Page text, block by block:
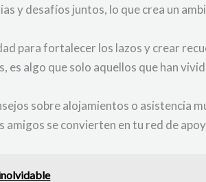
y desafíos juntos, lo que crea un
para fortalecer los lazos y crear
es algo que solo aquellos que han
sobre alojamientos o asistencia
amigos se convierten en tu red de